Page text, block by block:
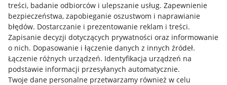
treści, badanie odbiorców i ulepszanie usług. Zapewnienie
bezpieczeństwa, zapobieganie oszustwom i naprawianie
błędów. Dostarczanie i prezentowanie reklam i treści.
Zapisanie decyzji dotyczących prywatności oraz informowanie
o nich. Dopasowanie i łączenie danych z innych źródeł.
Łączenie różnych urządzeń. Identyfikacja urządzeń na
podstawie informacji przesyłanych automatycznie.
Twoje dane personalne przetwarzamy również w celu
Mapa miejscowości
Informacje prawne
Regulamin
Polityka plików "cookies"